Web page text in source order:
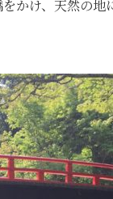
かけ、天然の地